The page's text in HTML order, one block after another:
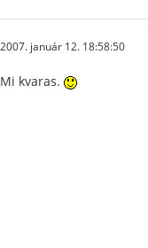
2007. január 12. 18:58:50
Mi kvaras.